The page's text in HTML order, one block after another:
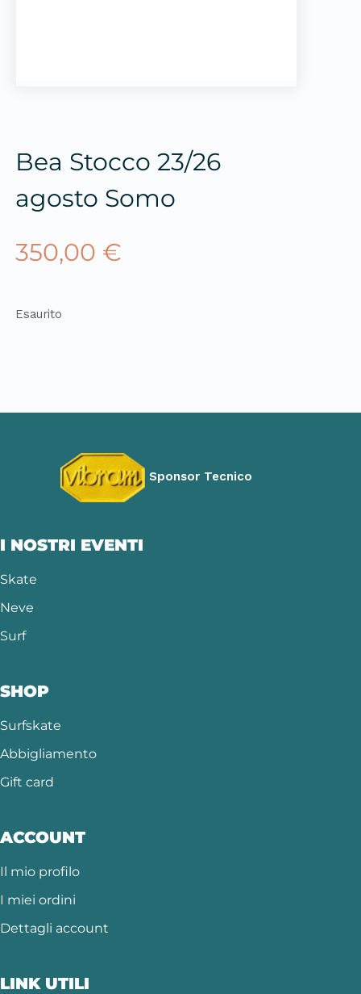
Bea Stocco 23/26
agosto Somo
350,00 €
Esaurito
Sponsor Tecnico
I NOSTRI EVENTI
Skate
Neve
Surf
SHOP
Surfskate
Abbigliamento
Gift card
ACCOUNT
Il mio profilo
I miei ordini
Dettagli account
LINK UTILI